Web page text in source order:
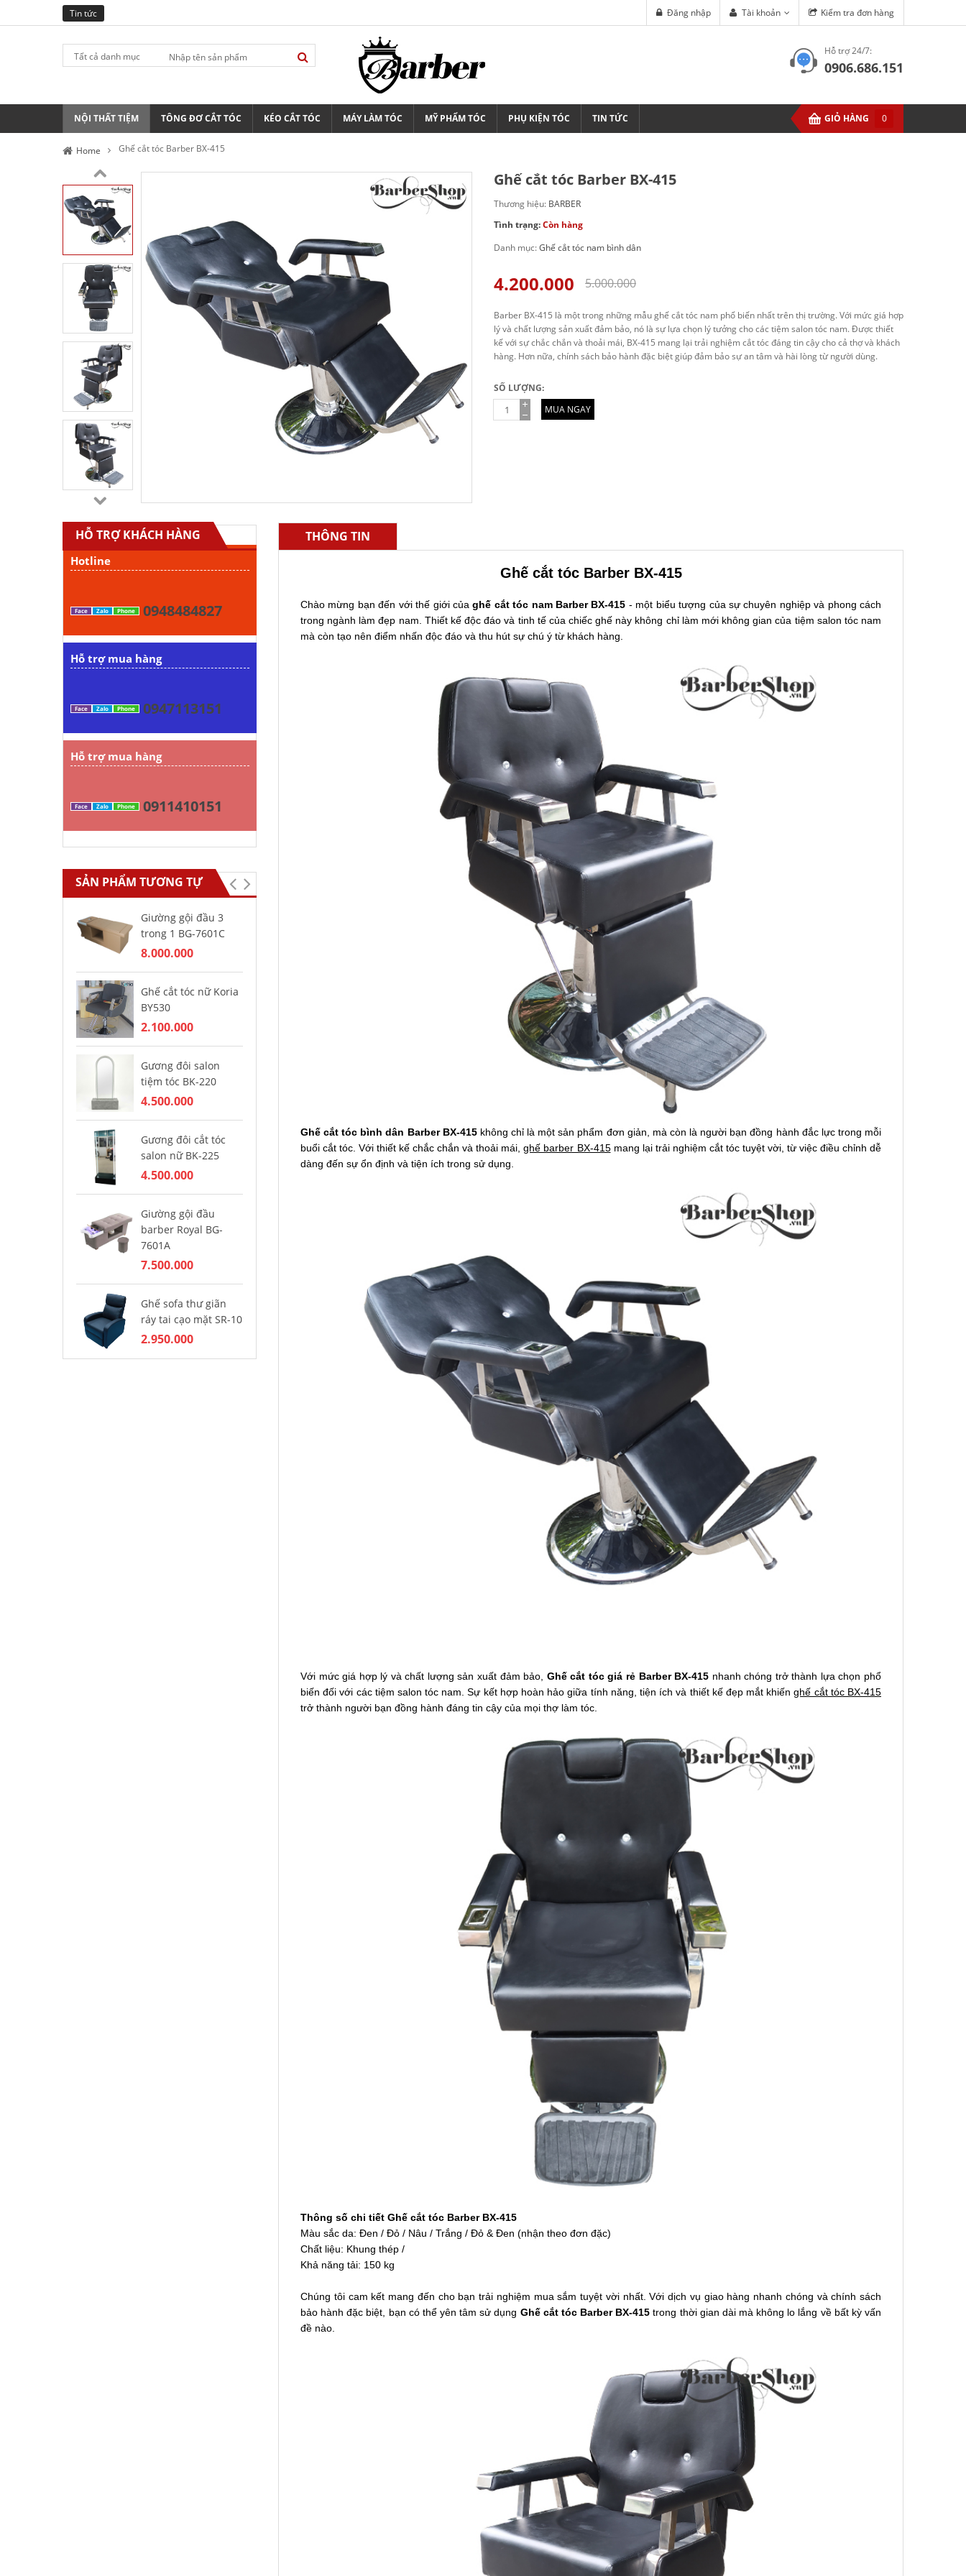
Tin tức Kiểm tra đơn hàng
Tài khoản
Đăng nhập
Tất cả danh mục Hỗ trợ 24/7:
0906.686.151
NỘI THẤT TIỆM TÔNG ĐƠ CẮT TÓC KÉO CẮT TÓC MÁY LÀM TÓC MỸ PHẨM TÓC PHỤ KIỆN TÓC TIN TỨC GIỎ HÀNG 0
Home Ghế cắt tóc Barber BX-415
Ghế cắt tóc Barber BX-415
Thương hiệu: BARBER
Tình trạng:Còn hàng
Danh mục:Ghế cắt tóc nam bình dân
5.000.000
4.200.000
Barber BX-415 là một trong những mẫu ghế cắt tóc nam phổ biến nhất trên thị trường. Với mức giá hợp
lý và chất lượng sản xuất đảm bảo, nó là sự lựa chọn lý tưởng cho các tiệm salon tóc nam. Được thiết
kế với sự chắc chắn và thoải mái, BX-415 mang lại trải nghiệm cắt tóc đáng tin cậy cho cả thợ và khách
hàng. Hơn nữa, chính sách bảo hành đặc biệt giúp đảm bảo sự an tâm và hài lòng từ người dùng.
SỐ LƯỢNG:
MUA NGAY
HỖ TRỢ KHÁCH HÀNG
Hotline
Face Zalo Phone 0948484827
Hỗ trợ mua hàng
Face Zalo Phone 0947113151
Hỗ trợ mua hàng
Face Zalo Phone 0911410151
SẢN PHẨM TƯƠNG TỰ
Giường gội đầu 3
trong 1 BG-7601C
8.000.000
Ghế cắt tóc nữ Koria
BY530
2.100.000
Gương đôi salon
tiệm tóc BK-220
4.500.000
Gương đôi cắt tóc
salon nữ BK-225
4.500.000
Giường gội đầu
barber Royal BG-
7601A
7.500.000
Ghế sofa thư giãn
ráy tai cạo mặt SR-10
2.950.000
Ghế cắt tóc nam
barber BX-712
Ghế cắt tóc nam
Barber BX-414 (Mâm
THÔNG TIN
Ghế cắt tóc Barber BX-415
Chào mừng bạn đến với thế giới củaghế cắt tóc nam Barber BX-415 - một biểu tượng của sự chuyên nghiệp và phong cách
trong ngành làm đẹp nam. Thiết kế độc đáo và tinh tế của chiếc ghế này không chỉ làm mới không gian của tiệm salon tóc nam
mà còn tạo nên điểm nhấn độc đáo và thu hút sự chú ý từ khách hàng.
Ghế cắt tóc bình dân Barber BX-415không chỉ là một sản phẩm đơn giản, mà còn là người bạn đồng hành đắc lực trong mỗi
buổi cắt tóc. Với thiết kế chắc chắn và thoải mái,ghế barber BX-415mang lại trải nghiệm cắt tóc tuyệt vời, từ việc điều chỉnh dễ
dàng đến sự ổn định và tiện ích trong sử dụng.
Với mức giá hợp lý và chất lượng sản xuất đảm bảo, Ghế cắt tóc giá rẻ Barber BX-415 nhanh chóng trở thành lựa chọn phổ
biến đối với các tiệm salon tóc nam. Sự kết hợp hoàn hảo giữa tính năng, tiện ích và thiết kế đẹp mắt khiếnghế cắt tóc BX-415
trở thành người bạn đồng hành đáng tin cậy của mọi thợ làm tóc.
Thông số chi tiết Ghế cắt tóc Barber BX-415
Màu sắc da: Đen / Đỏ / Nâu / Trắng / Đỏ & Đen (nhận theo đơn đặc)
Chất liệu: Khung thép /
Khả năng tải: 150 kg
Chúng tôi cam kết mang đến cho bạn trải nghiệm mua sắm tuyệt vời nhất. Với dịch vụ giao hàng nhanh chóng và chính sách
bảo hành đặc biệt, bạn có thể yên tâm sử dụng Ghế cắt tóc Barber BX-415 trong thời gian dài mà không lo lắng về bất kỳ vấn
đề nào.